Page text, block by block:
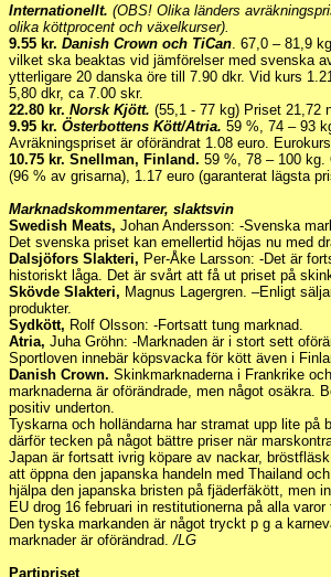
Internationellt. (OBS! Olika länders
olika köttprocent och växelkurser).
9.55 kr. Danish Crown och TiCan . 67,0 – 81,9
vilket ska beaktas vid jämförelser med svenska
ytterligare 20 danska öre till 7.90 dkr. Vid kurs
5,80 dkr, ca 7.00 skr.
22.80 kr. Norsk Kjött. (55,1 - 77 kg) Priset 21,72
9.95 kr. Österbottens Kött/Atria. 59 %, 74 – 93
Avräkningspriset är oförändrat 1.08 euro.
10.75 kr. Snellman, Finland. 59 %, 78 – 100 kg.
(96 % av grisarna), 1.17 euro (garanterat lägsta
Marknadskommentarer, slaktsvin
Swedish Meats, Johan Andersson: -Svenska
Det svenska priset kan emellertid höjas nu med
Dalsjöfors Slakteri, Per-Åke Larsson: -Det är
historiskt låga. Det är svårt att få ut priset på
Skövde Slakteri, Magnus Lagergren. –Enligt
produkter.
Sydkött, Rolf Olsson: -Fortsatt tung marknad.
Atria, Juha Gröhn: -Marknaden är i stort sett
Sportloven innebär köpsvacka för kött även i
Danish Crown. Skinkmarknaderna i Frankrike
marknaderna är oförändrade, men något osäkra.
positiv underton.
Tyskarna och holländarna har stramat upp lite
därför tecken på något bättre priser när
Japan är fortsatt ivrig köpare av nackar,
att öppna den japanska handeln med Thailand
hjälpa den japanska bristen på fjäderfäkött, men
EU drog 16 februari in restitutionerna på alla
Den tyska markanden är något tryckt p g a
marknader är oförändrad./LG
Partipriset